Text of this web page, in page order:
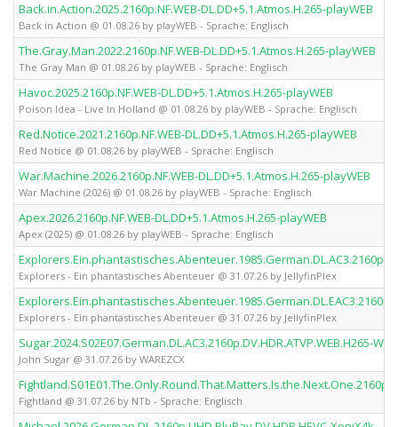
Back.in.Action.2025.2160p.NF.WEB-DL.DD+5.1.Atmos.H.265-playWEB
Back in Action @ 01.08.26 by playWEB - Sprache: Englisch
The.Gray.Man.2022.2160p.NF.WEB-DL.DD+5.1.Atmos.H.265-playWEB
The Gray Man @ 01.08.26 by playWEB - Sprache: Englisch
Havoc.2025.2160p.NF.WEB-DL.DD+5.1.Atmos.H.265-playWEB
Poison Idea - Live In Holland @ 01.08.26 by playWEB - Sprache: Englisch
Red.Notice.2021.2160p.NF.WEB-DL.DD+5.1.Atmos.H.265-playWEB
Red Notice @ 01.08.26 by playWEB - Sprache: Englisch
War.Machine.2026.2160p.NF.WEB-DL.DD+5.1.Atmos.H.265-playWEB
War Machine (2026) @ 01.08.26 by playWEB - Sprache: Englisch
Apex.2026.2160p.NF.WEB-DL.DD+5.1.Atmos.H.265-playWEB
Apex (2025) @ 01.08.26 by playWEB - Sprache: Englisch
Explorers - Ein phantastisches Abenteuer @ 31.07.26 by JellyfinPlex
Explorers - Ein phantastisches Abenteuer @ 31.07.26 by JellyfinPlex
Sugar.2024.S02E07.German.DL.AC3.2160p.DV.HDR.ATVP.WEB.H265-
John Sugar @ 31.07.26 by WAREZCX
Fightland @ 31.07.26 by NTb - Sprache: Englisch